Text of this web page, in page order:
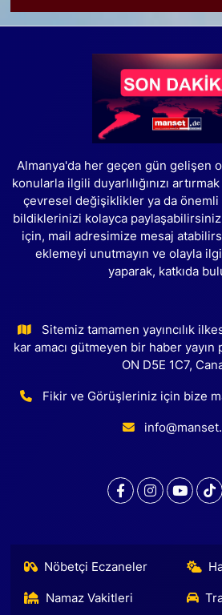
Almanya'da her geçen gün gelişen
konularla ilgili duyarlılığınızı
çevresel değişiklikler ya da önemli
bildiklerinizi kolayca
için, mail adresimize mesaj
eklemeyi unutmayın ve olayla
yaparak, katkıda
Sitemiz tamamen yayıncılık
kar amacı gütmeyen bir haber
ON D5E 1C7,
Fikir ve Görüşleriniz için bize
Nöbetçi Eczaneler
Namaz Vakitleri